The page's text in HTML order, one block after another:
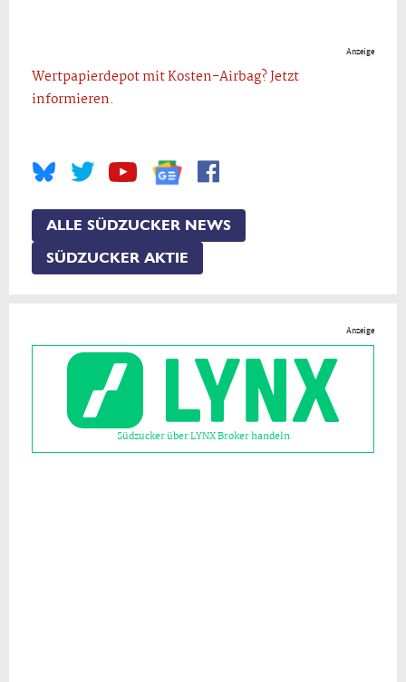
Anzeige
Wertpapierdepot mit Kosten-Airbag? Jetzt
informieren.
ALLE SÜDZUCKER NEWS
SÜDZUCKER AKTIE
Anzeige
Südzucker über LYNX Broker handeln